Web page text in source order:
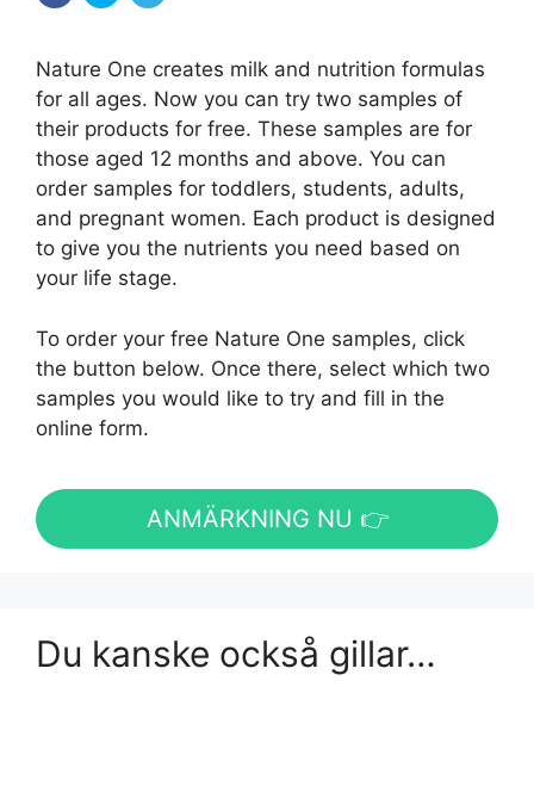
Nature One creates milk and nutrition formulas
for all ages. Now you can try two samples of
their products for free. These samples are for
those aged 12 months and above. You can
order samples for toddlers, students, adults,
and pregnant women. Each product is designed
to give you the nutrients you need based on
your life stage.
To order your free Nature One samples, click
the button below. Once there, select which two
samples you would like to try and fill in the
online form.
ANMÄRKNING NU 👉
Du kanske också gillar…